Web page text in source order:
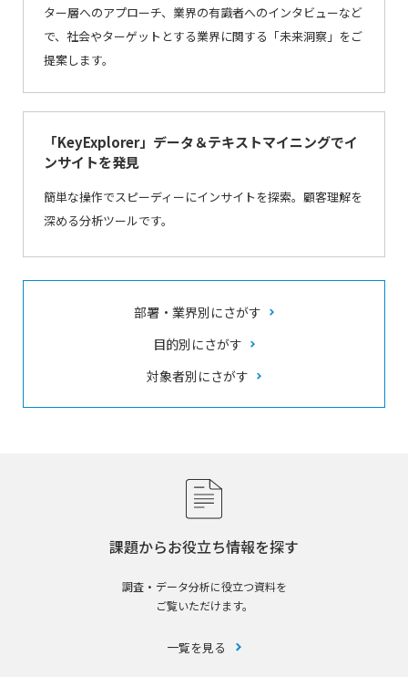
ター層へのアプローチ、業界の有識者へのインタビューなど
で、社会やターゲットとする業界に関する「未来洞察」をご
提案します。
「KeyExplorer」データ＆テキストマイニングでイ
ンサイトを発見
簡単な操作でスピーディーにインサイトを探索。顧客理解を
深める分析ツールです。
部署・業界別にさがす
目的別にさがす
対象者別にさがす
課題からお役立ち情報を探す
調査・データ分析に役立つ資料を
ご覧いただけます。
一覧を見る